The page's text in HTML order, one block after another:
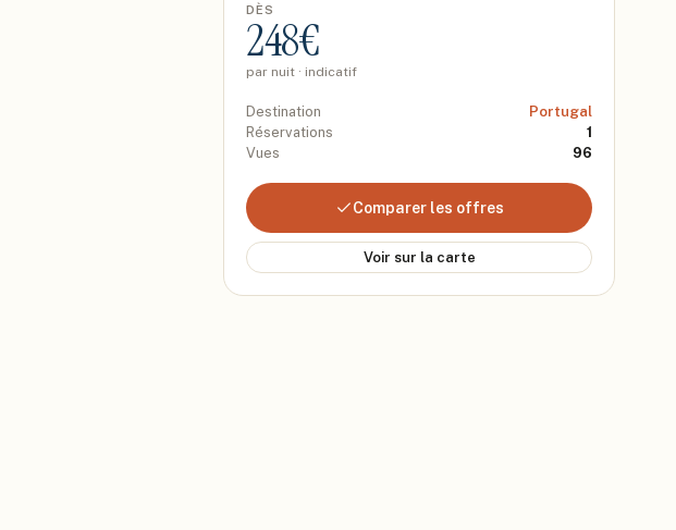
DÈS
248€
par nuit · indicatif
Destination
Portugal
Réservations
1
Vues
96
Comparer les offres
Voir sur la carte